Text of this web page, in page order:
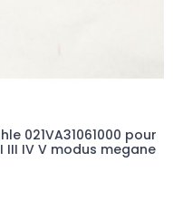
021VA31061000 pour
III IV V modus megane